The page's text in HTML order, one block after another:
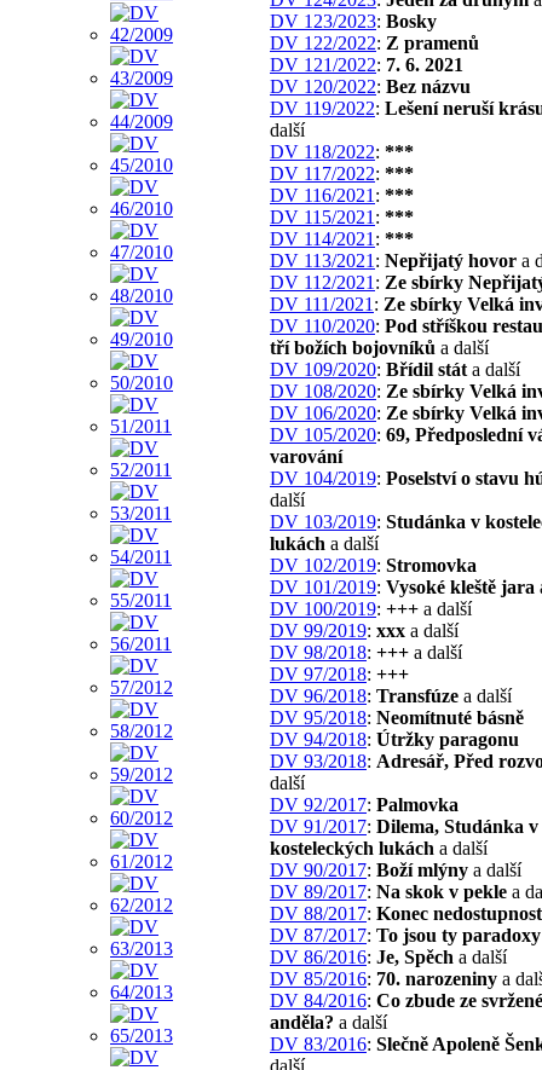
DV 123/2023: Bosky
DV 122/2022: Z pramenů
DV 121/2022: 7. 6. 2021
DV 120/2022: Bez názvu
DV 119/2022: Lešení neruší
další
DV 118/2022: ***
DV 117/2022: ***
DV 116/2021 : ***
DV 115/2021 : ***
DV 114/2021 : ***
DV 113/2021 : Nepřijatý hovor a
DV 112/2021 : Ze sbírky
DV 111/2021 : Ze sbírky Velká
DV 110/2020: Pod stříškou
tří božích bojovníků a další
DV 109/2020: Břídil stát a další
DV 108/2020: Ze sbírky Velká
DV 106/2020: Ze sbírky Velká
DV 105/2020: 69, Předposlední
varování
DV 104/2019: Poselství o stavu
další
DV 103/2019: Studánka v
lukách a další
DV 102/2019: Stromovka
DV 101/2019: Vysoké kleště jara
DV 100/2019: +++ a další
DV 99/2019: xxx a další
DV 98/2018: +++ a další
DV 97/2018: +++
DV 96/2018: Transfúze a další
DV 95/2018: Neomítnuté básně
DV 94/2018: Útržky paragonu
DV 93/2018: Adresář, Před
další
DV 92/2017: Palmovka
DV 91/2017: Dilema, Studánka v
kosteleckých lukách a další
DV 90/2017: Boží mlýny a další
DV 89/2017: Na skok v pekle a
DV 88/2017: Konec
DV 87/2017: To jsou ty paradoxy
DV 86/2016: Je, Spěch a další
DV 85/2016: 70. narozeniny a
DV 84/2016: Co zbude ze
anděla? a další
DV 83/2016: Slečně Apoleně
další